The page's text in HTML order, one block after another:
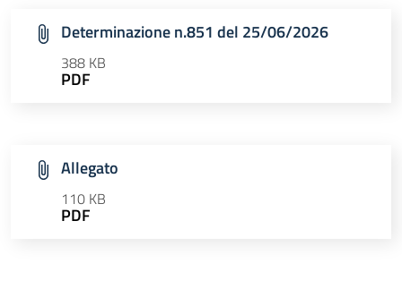
Determinazione n.851 del 25/06/2026
388 KB
PDF
Allegato
110 KB
PDF